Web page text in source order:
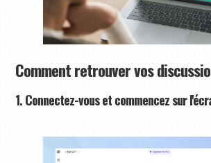
Comment retrouver vos
1. Connectez-vous et commencez sur